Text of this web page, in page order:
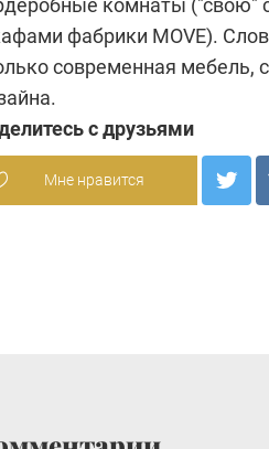
комнаты ("свою"
фабрики MOVE).
современная мебель,
с друзьями
Мне нравится